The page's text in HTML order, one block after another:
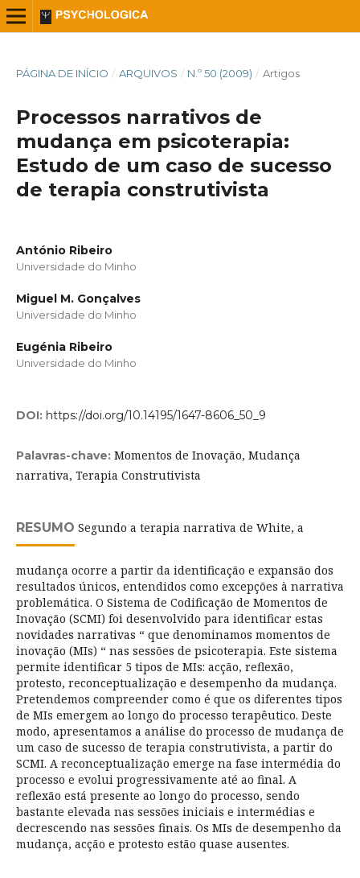
PÁGINA DE INÍCIO / ARQUIVOS / N.º 50 (2009) / Artigos
Processos narrativos de
mudança em psicoterapia:
Estudo de um caso de sucesso
de terapia construtivista
António Ribeiro
Universidade do Minho
Miguel M. Gonçalves
Universidade do Minho
Eugénia Ribeiro
Universidade do Minho
DOI: https://doi.org/10.14195/1647-8606_50_9
Palavras-chave: Momentos de Inovação, Mudança
narrativa, Terapia Construtivista
RESUMO Segundo a terapia narrativa de White, a
mudança ocorre a partir da identificação e expansão dos
resultados únicos, entendidos como excepções à narrativa
problemática. O Sistema de Codificação de Momentos de
Inovação (SCMI) foi desenvolvido para identificar estas
novidades narrativas “ que denominamos momentos de
inovação (MIs) “ nas sessões de psicoterapia. Este sistema
permite identificar 5 tipos de MIs: acção, reflexão,
protesto, reconceptualização e desempenho da mudança.
Pretendemos compreender como é que os diferentes tipos
de MIs emergem ao longo do processo terapêutico. Deste
modo, apresentamos a análise do processo de mudança de
um caso de sucesso de terapia construtivista, a partir do
SCMI. A reconceptualização emerge na fase intermédia do
processo e evolui progressivamente até ao final. A
reflexão está presente ao longo do processo, sendo
bastante elevada nas sessões iniciais e intermédias e
decrescendo nas sessões finais. Os MIs de desempenho da
mudança, acção e protesto estão quase ausentes.